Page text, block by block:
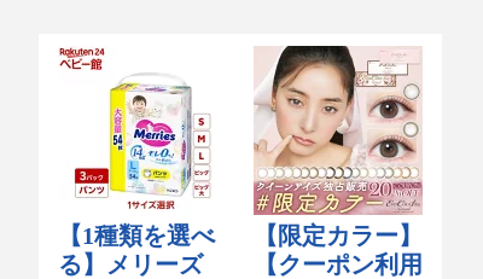
りの品に変えてもらえるお心遣いもあり、助かり
ます。 私がお連れする方々はとても喜んで頂い
ております。 今後とも宜しくお願い致